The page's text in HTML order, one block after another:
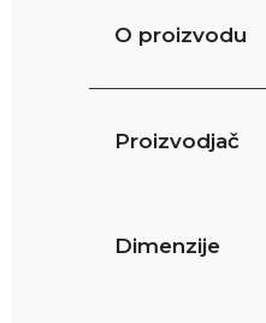
O proizvodu
Proizvodjač
Dimenzije